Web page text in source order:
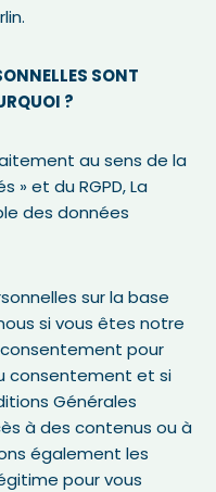
SONT
?
au sens de la
» et du RGPD, La
des données
sur la base
si vous êtes notre
pour
consentement et si
Générales
à des contenus ou à
également les
pour vous